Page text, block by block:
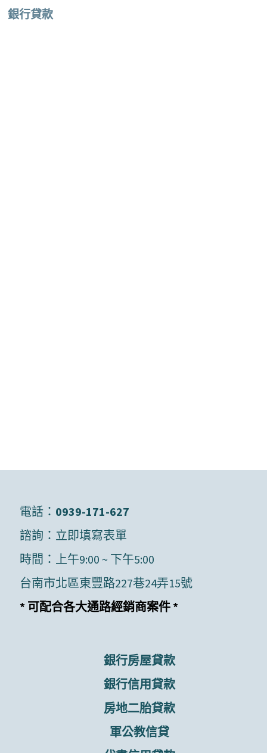
銀行貸款
電話： 0939-171-627
諮詢： 立即填寫表單
時間：上午9:00 ~ 下午5:00
台南市北區東豐路227巷24弄15號
* 可配合各大通路經銷商案件 *
銀行房屋貸款
銀行信用貸款
房地二胎貸款
軍公教信貸